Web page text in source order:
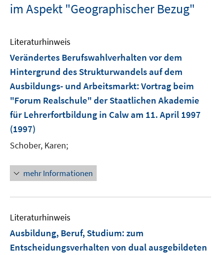
im Aspekt "Geographischer Bezug"
Literaturhinweis
Verändertes Berufswahlverhalten vor dem
Hintergrund des Strukturwandels auf dem
Ausbildungs- und Arbeitsmarkt: Vortrag beim
"Forum Realschule" der Staatlichen Akademie
für Lehrerfortbildung in Calw am 11. April 1997
(1997)
Schober, Karen;
mehr Informationen
Literaturhinweis
Ausbildung, Beruf, Studium: zum
Entscheidungsverhalten von dual ausgebildeten